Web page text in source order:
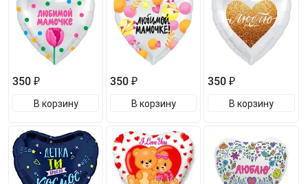
350 ₽
В корзину
350 ₽
В корзину
350 ₽
В корзину